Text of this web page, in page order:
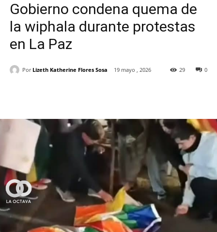
Gobierno condena quema de
la wiphala durante protestas
en La Paz
Por Lizeth Katherine Flores Sosa 19 mayo , 2026 0
29